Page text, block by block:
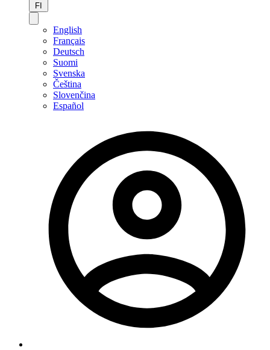
FI
English
Français
Deutsch
Suomi
Svenska
Čeština
Slovenčina
Español